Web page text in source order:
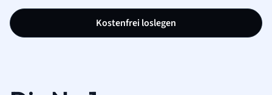
Kostenfrei loslegen